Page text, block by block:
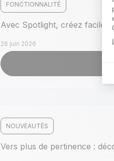
FONCTIONNALITÉ
Avec Spotlight, créez
26 juin 2026
NOUVEAUTÉS
Vers plus de pertinence :